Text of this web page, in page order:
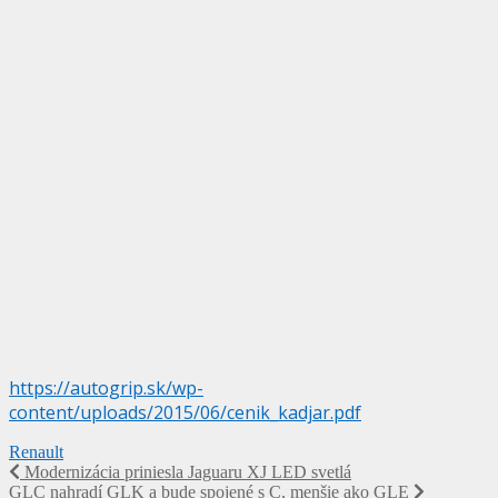
https://autogrip.sk/wp-
content/uploads/2015/06/cenik_kadjar.pdf
Renault
Navigácia
Modernizácia priniesla Jaguaru XJ LED svetlá
GLC nahradí GLK a bude spojené s C, menšie ako GLE